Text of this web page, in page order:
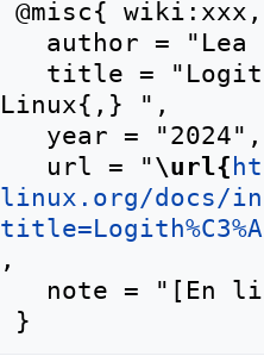
Linux{,} ",
   url = "
\url{
linux.org/docs/
,